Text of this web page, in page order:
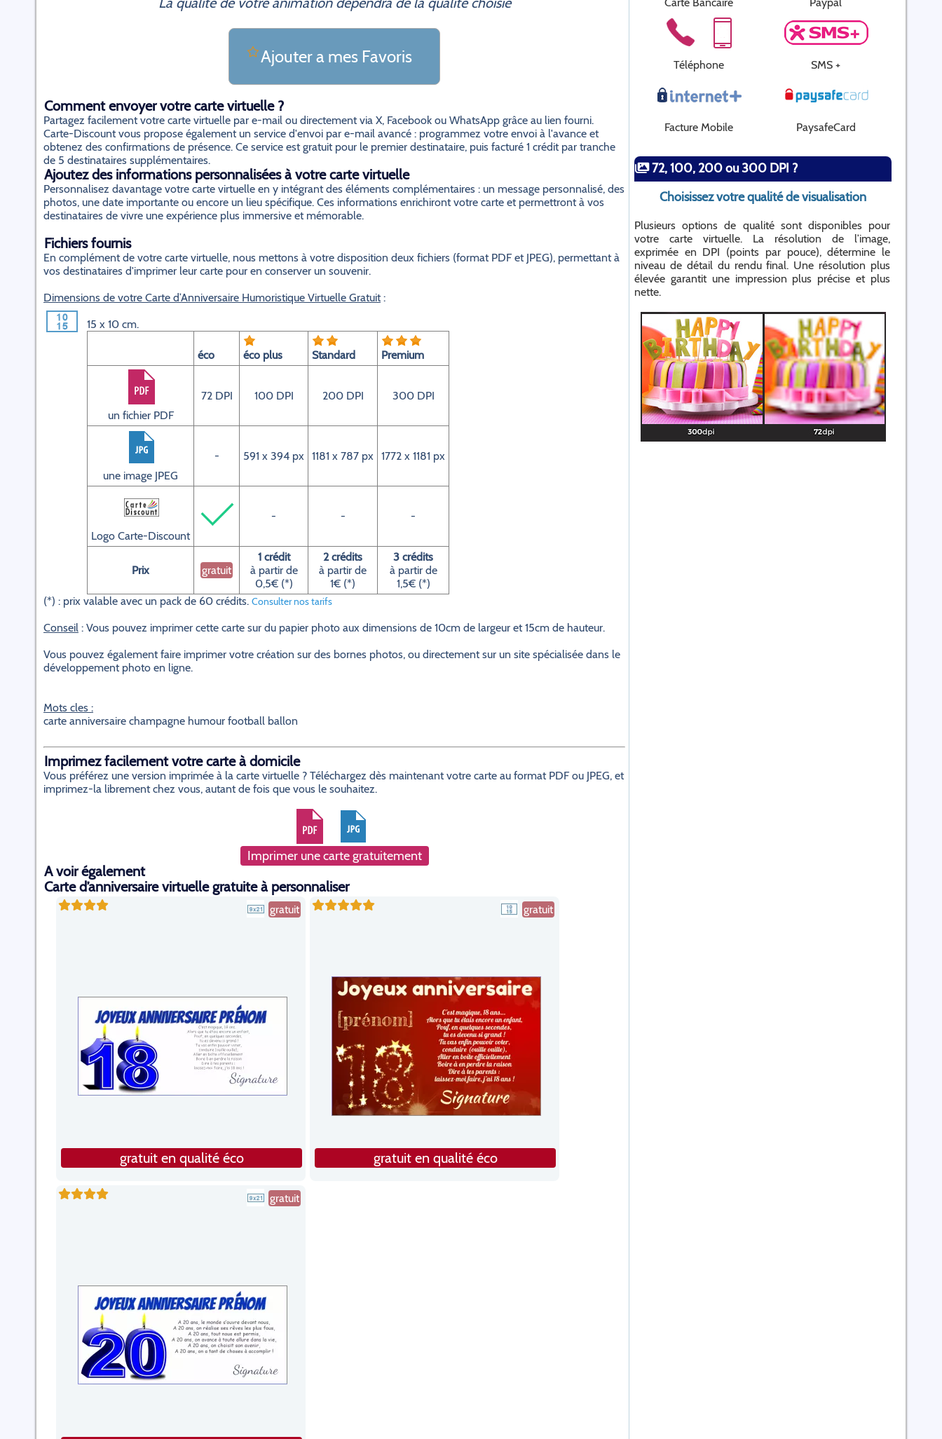
Ajouter a mes Favoris
Comment envoyer votre carte virtuelle ?
Partagez facilement votre carte virtuelle par e-mail ou directement via X, Facebook ou WhatsApp grâce au lien fourni.
Carte-Discount vous propose également un service d'envoi par e-mail avancé : programmez votre envoi à l'avance et
obtenez des confirmations de présence. Ce service est gratuit pour le premier destinataire, puis facturé 1 crédit par tranche
de 5 destinataires supplémentaires.
Ajoutez des informations personnalisées à votre carte virtuelle
Personnalisez davantage votre carte virtuelle en y intégrant des éléments complémentaires : un message personnalisé, des
photos, une date importante ou encore un lieu spécifique. Ces informations enrichiront votre carte et permettront à vos
destinataires de vivre une expérience plus immersive et mémorable.
Fichiers fournis
En complément de votre carte virtuelle, nous mettons à votre disposition deux fichiers (format PDF et JPEG), permettant à
vos destinataires d'imprimer leur carte pour en conserver un souvenir.
Dimensions de votre Carte d’Anniversaire Humoristique Virtuelle Gratuit:
15 x 10 cm.
éco éco plus Standard Premium
un fichier PDF
72 DPI 100 DPI 200 DPI 300 DPI
une image JPEG
- 591 x 394 px 1181 x 787 px 1772 x 1181 px
Logo Carte-Discount
- - -
Prix gratuit
1 crédit
à partir de
0,5€ (*)
2 crédits
à partir de
1€ (*)
3 crédits
à partir de
1,5€ (*)
(*) : prix valable avec un pack de 60 crédits. Consulter nos tarifs
Conseil : Vous pouvez imprimer cette carte sur du papier photo aux dimensions de 10cm de largeur et 15cm de hauteur.
Vous pouvez également faire imprimer votre création sur des bornes photos, ou directement sur un site spécialisée dans le
développement photo en ligne.
Mots cles :
carte anniversaire champagne humour football ballon
Imprimez facilement votre carte à domicile
Vous préférez une version imprimée à la carte virtuelle ? Téléchargez dès maintenant votre carte au format PDF ou JPEG, et
imprimez-la librement chez vous, autant de fois que vous le souhaitez.
Imprimer une carte gratuitement
A voir également
Carte d’anniversaire virtuelle gratuite à personnaliser
gratuit
gratuit en qualité éco
gratuit
gratuit en qualité éco
gratuit
Téléphone SMS +
Facture Mobile PaysafeCard
72, 100, 200 ou 300 DPI ?
Choisissez votre qualité de visualisation
Plusieurs options de qualité sont disponibles pour
votre carte virtuelle. La résolution de l’image,
exprimée en DPI (points par pouce), détermine le
niveau de détail du rendu final. Une résolution plus
élevée garantit une impression plus précise et plus
nette.